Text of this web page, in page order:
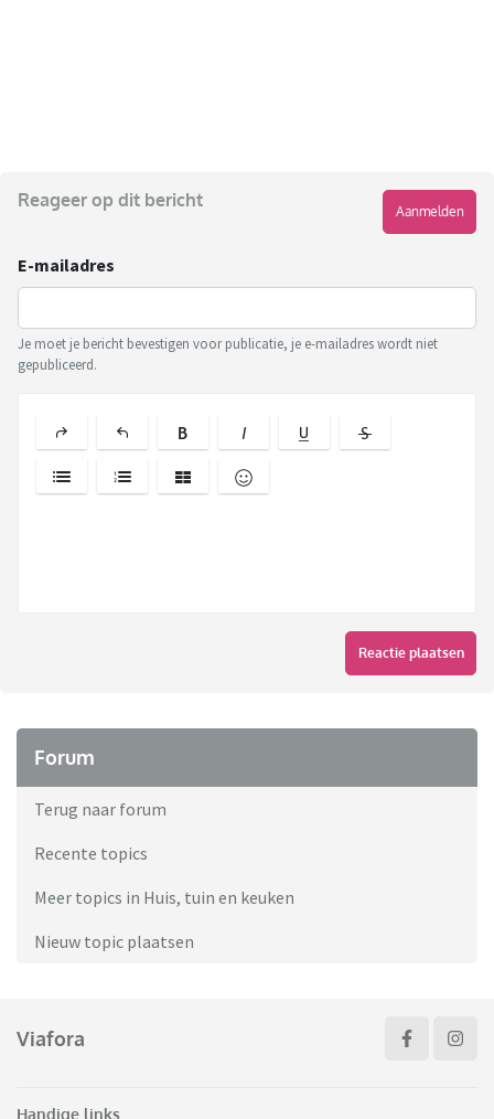
Reageer op dit bericht
Aanmelden
E-mailadres
Je moet je bericht bevestigen voor publicatie, je e-mailadres wordt niet
gepubliceerd.
Reactie plaatsen
Forum
Terug naar forum
Recente topics
Meer topics in Huis, tuin en keuken
Nieuw topic plaatsen
Viafora
Handige links